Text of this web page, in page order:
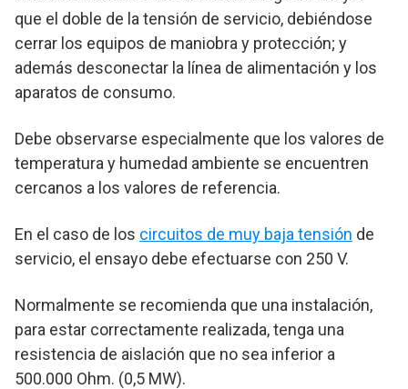
que el doble de la tensión de servicio, debiéndose
cerrar los equipos de maniobra y protección; y
además desconectar la línea de alimentación y los
aparatos de consumo.
Debe observarse especialmente que los valores de
temperatura y humedad ambiente se encuentren
cercanos a los valores de referencia.
En el caso de los circuitos de muy baja tensión de
servicio, el ensayo debe efectuarse con 250 V.
Normalmente se recomienda que una instalación,
para estar correctamente realizada, tenga una
resistencia de aislación que no sea inferior a
500.000 Ohm. (0,5 MW).